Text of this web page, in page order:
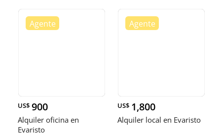
US$ 900
Alquiler oficina en
Evaristo
US$ 1,800
Alquiler local en Evaristo